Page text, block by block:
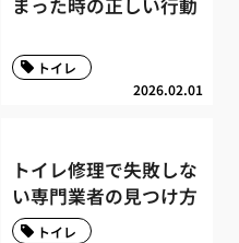
まった時の正しい行動
2026.02.01
トイレ
トイレ修理で失敗しな
い専門業者の見つけ方
トイレ